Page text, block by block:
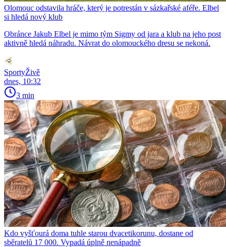
Olomouc odstavila hráče, který je potrestán v sázkařské aféře. Elbel
si hledá nový klub
Obránce Jakub Elbel je mimo tým Sigmy od jara a klub na jeho post
aktivně hledá náhradu. Návrat do olomouckého dresu se nekoná.
SportyŽivě
dnes, 10:32
3 min
Kdo vyšťourá doma tuhle starou dvacetikorunu, dostane od
sběratelů 17 000. Vypadá úplně nenápadně